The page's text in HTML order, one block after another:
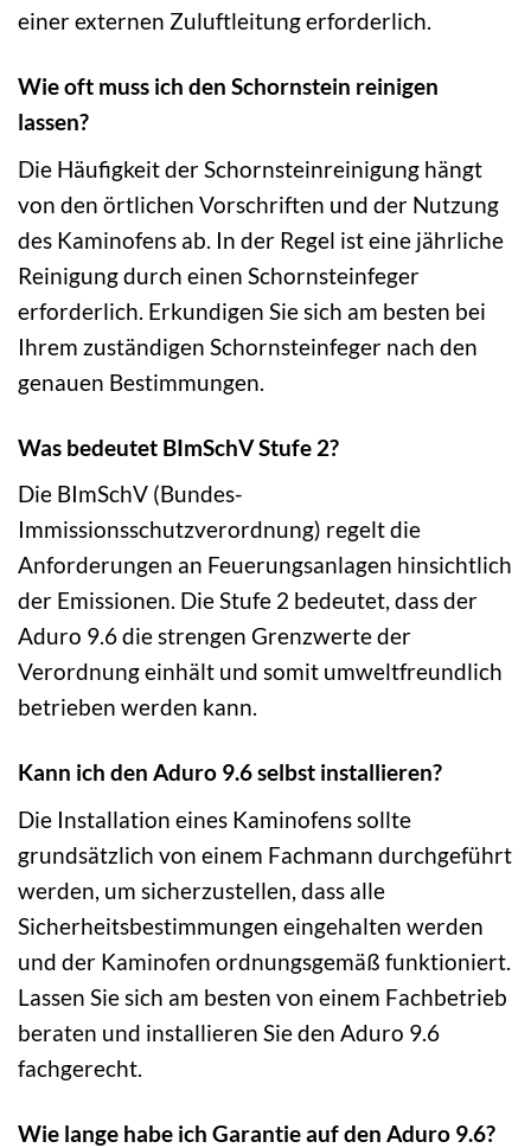
einer externen Zuluftleitung erforderlich.
Wie oft muss ich den Schornstein reinigen
lassen?
Die Häufigkeit der Schornsteinreinigung hängt
von den örtlichen Vorschriften und der Nutzung
des Kaminofens ab. In der Regel ist eine jährliche
Reinigung durch einen Schornsteinfeger
erforderlich. Erkundigen Sie sich am besten bei
Ihrem zuständigen Schornsteinfeger nach den
genauen Bestimmungen.
Was bedeutet BImSchV Stufe 2?
Die BImSchV (Bundes-
Immissionsschutzverordnung) regelt die
Anforderungen an Feuerungsanlagen hinsichtlich
der Emissionen. Die Stufe 2 bedeutet, dass der
Aduro 9.6 die strengen Grenzwerte der
Verordnung einhält und somit umweltfreundlich
betrieben werden kann.
Kann ich den Aduro 9.6 selbst installieren?
Die Installation eines Kaminofens sollte
grundsätzlich von einem Fachmann durchgeführt
werden, um sicherzustellen, dass alle
Sicherheitsbestimmungen eingehalten werden
und der Kaminofen ordnungsgemäß funktioniert.
Lassen Sie sich am besten von einem Fachbetrieb
beraten und installieren Sie den Aduro 9.6
fachgerecht.
Wie lange habe ich Garantie auf den Aduro 9.6?